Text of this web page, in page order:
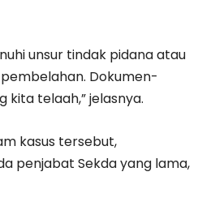
unsur tindak pidana atau
Dokumen-
telaah,” jelasnya.
kasus tersebut,
penjabat Sekda yang lama,